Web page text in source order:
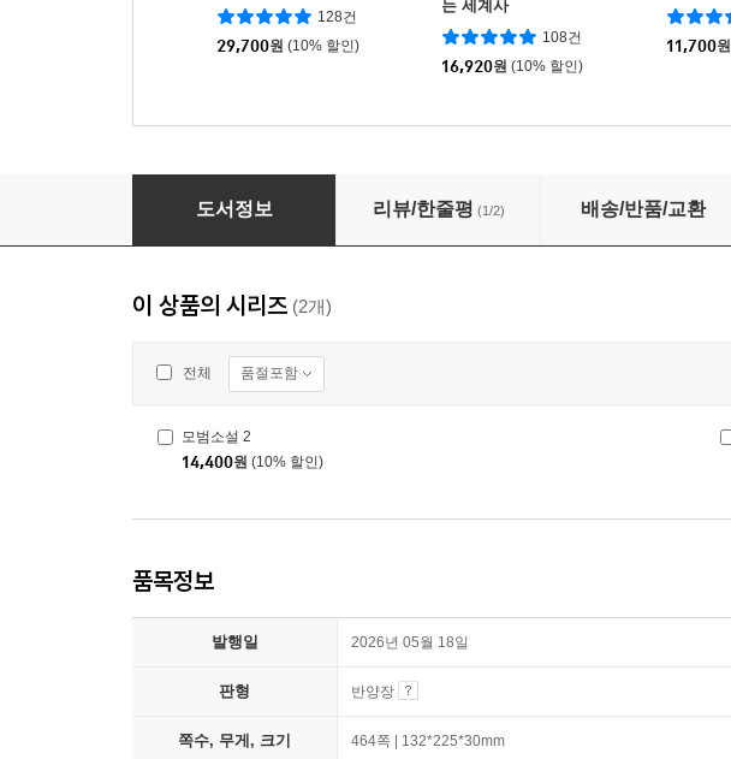
128건
29,700원 (10% 할인)
는 세계사
108건
16,920원 (10% 할인)
11,700원
모범소설 2
도서정보 리뷰/한줄평 (1/2) 배송/반품/교환
이 상품의 시리즈 (2개)
전체 품절포함
모범소설 2
14,400원 (10% 할인)
품목정보
발행일 2026년 05월 18일
판형 반양장
쪽수, 무게, 크기 464쪽 | 132*225*30mm